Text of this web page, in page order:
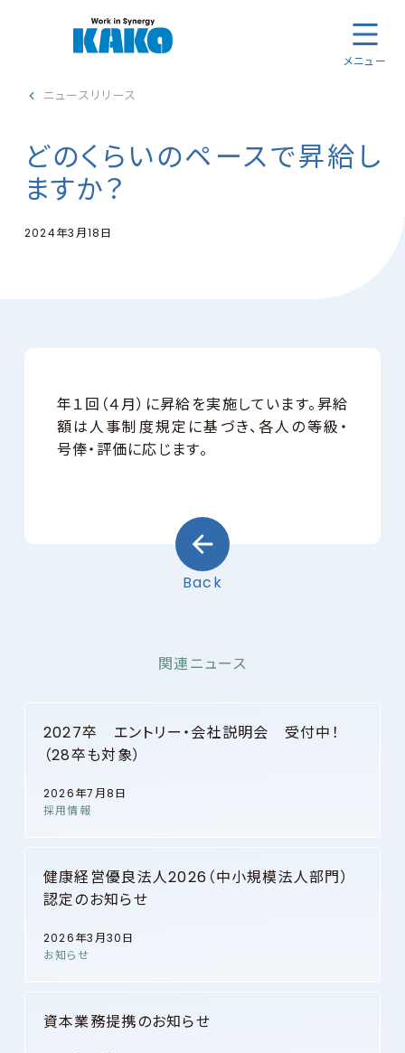
メニュー
ニュースリリース
どのくらいのペースで昇給し
ますか？
2024年3月18日
年１回（４月）に昇給を実施しています。昇給
額は人事制度規定に基づき、各人の等級・
号俸・評価に応じます。
Back
関連ニュース
2027卒 エントリー・会社説明会 受付中！
（28卒も対象）
2026年7月8日
採用情報
健康経営優良法人2026（中小規模法人部門）
認定のお知らせ
2026年3月30日
お知らせ
資本業務提携のお知らせ